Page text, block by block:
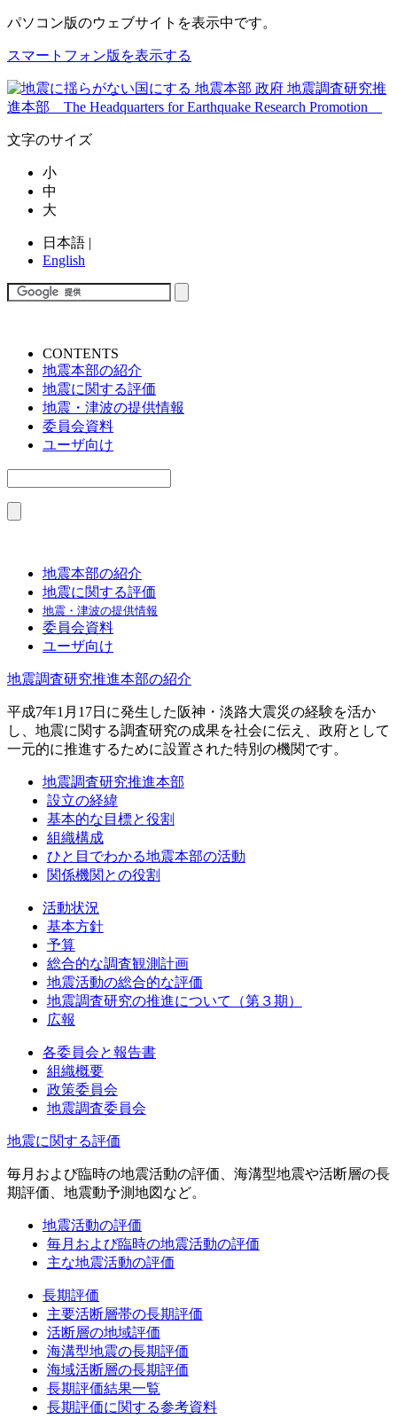
パソコン版のウェブサイトを表示中です。
スマートフォン版を表示する
文字のサイズ
小
中
大
日本語 |
English
CONTENTS
地震本部の紹介
地震に関する評価
地震・津波の提供情報
委員会資料
ユーザ向け
地震本部の紹介
地震に関する評価
地震・津波の提供情報
委員会資料
ユーザ向け
地震調査研究推進本部の紹介
平成7年1月17日に発生した阪神・淡路大震災の経験を活か
し、地震に関する調査研究の成果を社会に伝え、政府として
一元的に推進するために設置された特別の機関です。
地震調査研究推進本部
設立の経緯
基本的な目標と役割
組織構成
ひと目でわかる地震本部の活動
関係機関との役割
活動状況
基本方針
予算
総合的な調査観測計画
地震活動の総合的な評価
地震調査研究の推進について（第３期）
広報
各委員会と報告書
組織概要
政策委員会
地震調査委員会
地震に関する評価
毎月および臨時の地震活動の評価、海溝型地震や活断層の長
期評価、地震動予測地図など。
地震活動の評価
毎月および臨時の地震活動の評価
主な地震活動の評価
長期評価
主要活断層帯の長期評価
活断層の地域評価
海溝型地震の長期評価
海域活断層の長期評価
長期評価結果一覧
長期評価に関する参考資料